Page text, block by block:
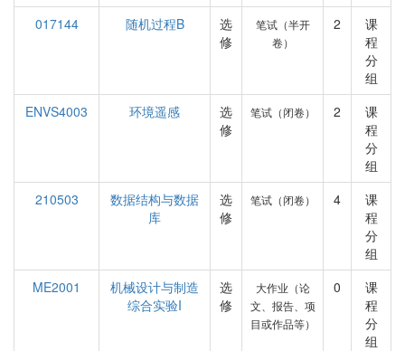
017144
随机过程B
选
修
笔试（半开
卷）
2
课
程
分
组
ENVS4003
环境遥感
选
修
笔试（闭卷） 2
课
程
分
组
210503
数据结构与数据
库
选
修
笔试（闭卷） 4
课
程
分
组
ME2001
机械设计与制造
综合实验I
选
修
大作业（论
文、报告、项
目或作品等）
0
课
程
分
组